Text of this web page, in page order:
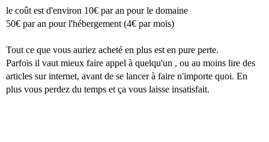
le coût est d'environ 10€ par an pour le domaine
50€ par an pour l'hébergement (4€ par mois)
Tout ce que vous auriez acheté en plus est en pure perte.
Parfois il vaut mieux faire appel à quelqu'un , ou au moins lire des
articles sur internet, avant de se lancer à faire n'importe quoi. En
plus vous perdez du temps et ça vous laisse insatisfait.